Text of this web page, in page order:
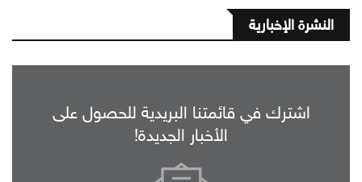
النشرة الإخبارية
اشترك في قائمتنا البريدية للحصول على
الأخبار الجديدة!